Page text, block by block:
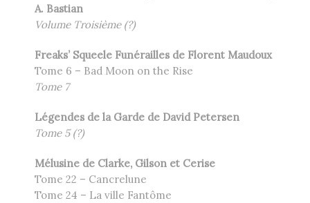
A. Bastian
Volume Troisième (?)
Freaks’ Squeele Funérailles de Florent Maudoux
Tome 6 – Bad Moon on the Rise
Tome 7
Légendes de la Garde de David Petersen
Tome 5(?)
Mélusine de Clarke, Gilson et Cerise
Tome 22 – Cancrelune
Tome 24 – La ville Fantôme